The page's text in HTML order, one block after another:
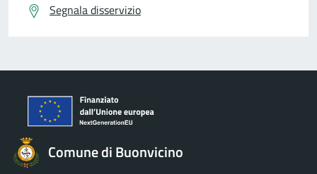
Segnala disservizio
Comune di Buonvicino